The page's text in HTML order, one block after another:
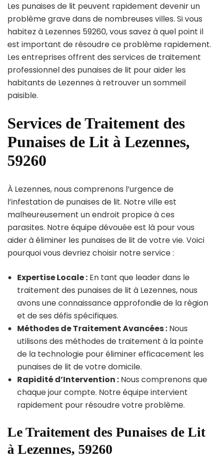
Les punaises de lit peuvent rapidement devenir un
problème grave dans de nombreuses villes. Si vous
habitez à Lezennes 59260, vous savez à quel point il
est important de résoudre ce problème rapidement.
Les entreprises offrent des services de traitement
professionnel des punaises de lit pour aider les
habitants de Lezennes à retrouver un sommeil
paisible.
Services de Traitement des
Punaises de Lit à Lezennes,
59260
À Lezennes, nous comprenons l’urgence de
l’infestation de punaises de lit. Notre ville est
malheureusement un endroit propice à ces
parasites. Notre équipe dévouée est là pour vous
aider à éliminer les punaises de lit de votre vie. Voici
pourquoi vous devriez choisir notre service :
Expertise Locale : En tant que leader dans le
traitement des punaises de lit à Lezennes, nous
avons une connaissance approfondie de la région
et de ses défis spécifiques.
Méthodes de Traitement Avancées : Nous
utilisons des méthodes de traitement à la pointe
de la technologie pour éliminer efficacement les
punaises de lit de votre domicile.
Rapidité d’Intervention : Nous comprenons que
chaque jour compte. Notre équipe intervient
rapidement pour résoudre votre problème.
Le Traitement des Punaises de Lit
à Lezennes, 59260